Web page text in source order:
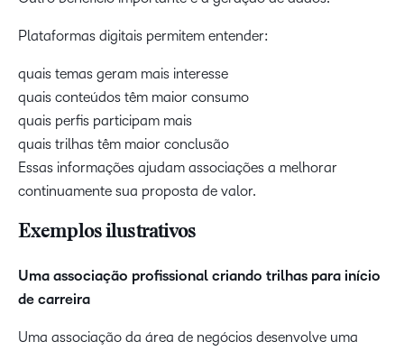
Plataformas digitais permitem entender:
quais temas geram mais interesse
quais conteúdos têm maior consumo
quais perfis participam mais
quais trilhas têm maior conclusão
Essas informações ajudam associações a melhorar
continuamente sua proposta de valor.
Exemplos ilustrativos
Uma associação profissional criando trilhas para início
de carreira
Uma associação da área de negócios desenvolve uma